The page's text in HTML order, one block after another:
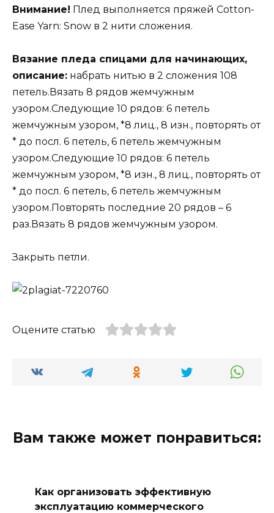
Внимание! Плед выполняется пряжей Cotton-
Ease Yarn: Snow в 2 нити сложения.
Вязание пледа спицами для начинающих,
описание: набрать нитью в 2 сложения 108
петель.Вязать 8 рядов жемчужным
узором.Следующие 10 рядов: 6 петель
жемчужным узором, *8 лиц., 8 изн., повторять от
* до посл. 6 петель, 6 петель жемчужным
узором.Следующие 10 рядов: 6 петель
жемчужным узором, *8 изн., 8 лиц., повторять от
* до посл. 6 петель, 6 петель жемчужным
узором.Повторять последние 20 рядов – 6
раз.Вязать 8 рядов жемчужным узором.
Закрыть петли.
Оцените статью
Вам также может понравиться:
Как организовать эффективную
эксплуатацию коммерческого